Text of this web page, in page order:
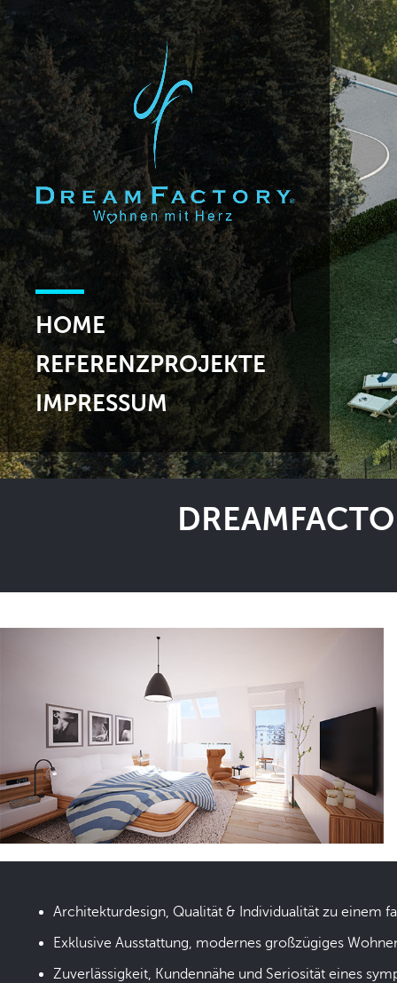
HOME
REFERENZPROJEKTE
IMPRESSUM
Architekturdesign, Qualität & Individualität zu einem
Exklusive Ausstattung, modernes großzügiges
Zuverlässigkeit, Kundennähe und Seriosität eines